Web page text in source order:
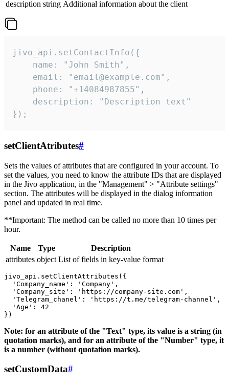
description string Additional information about the client
jivo_api.setContactInfo({
    name: "John Smith",
    email: "email@example.com",
    phone: "+14084987855",
    description: "Description text"
});
setClientAtributes#
Sets the values ​​of attributes that are configured in your account. To
set the values, you need to know the attribute IDs that are displayed
in the Jivo application, in the "Management" > "Attribute settings"
section. The attributes will be displayed in the dialog information
panel and updated in real time.
**Important: The method can be called no more than 10 times per
hour.
Name Type
Description
attributes object List of fields in key-value format
jivo_api.setClientAttributes({
  'Company_name': 'Company',
  'Company_site': 'https://company-site.com',
  'Telegram_chanel': 'https://t.me/telegram-channel',
  'Age': 42
Note: for an attribute of the "Text" type, its value is a string (in
quotation marks), and for an attribute of the "Number" type, it
is a number (without quotation marks).
setCustomData#